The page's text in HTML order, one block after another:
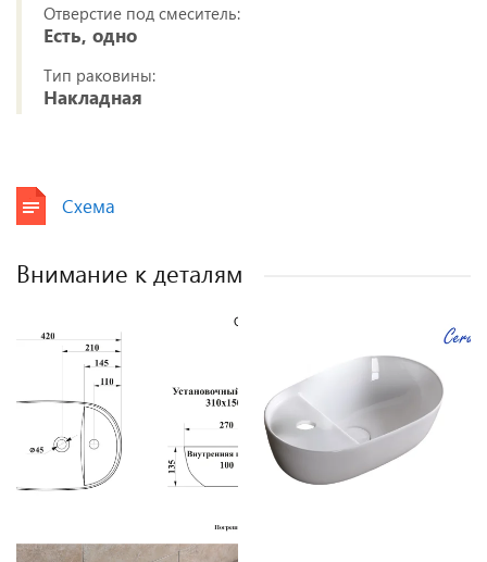
Отверстие под смеситель:
Есть, одно
Тип раковины:
Накладная
Схема
Внимание к деталям